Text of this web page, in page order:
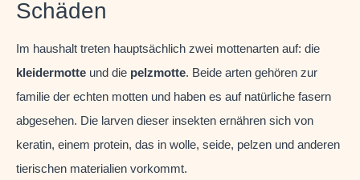
Schäden
Im haushalt treten hauptsächlich zwei mottenarten auf: die
kleidermotte und die pelzmotte. Beide arten gehören zur
familie der echten motten und haben es auf natürliche fasern
abgesehen. Die larven dieser insekten ernähren sich von
keratin, einem protein, das in wolle, seide, pelzen und anderen
tierischen materialien vorkommt.